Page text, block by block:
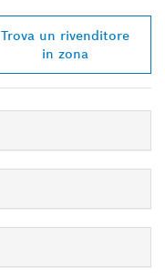
Trova un rivenditore
in zona